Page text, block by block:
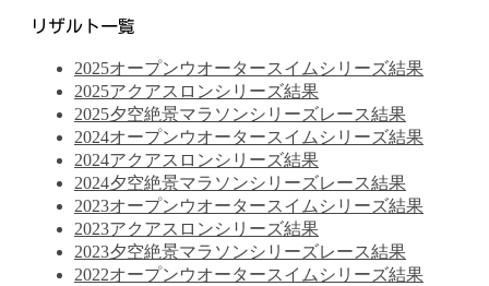
リザルト一覧
2025オープンウオータースイムシリーズ結果
2025アクアスロンシリーズ結果
2025夕空絶景マラソンシリーズレース結果
2024オープンウオータースイムシリーズ結果
2024アクアスロンシリーズ結果
2024夕空絶景マラソンシリーズレース結果
2023オープンウオータースイムシリーズ結果
2023アクアスロンシリーズ結果
2023夕空絶景マラソンシリーズレース結果
2022オープンウオータースイムシリーズ結果